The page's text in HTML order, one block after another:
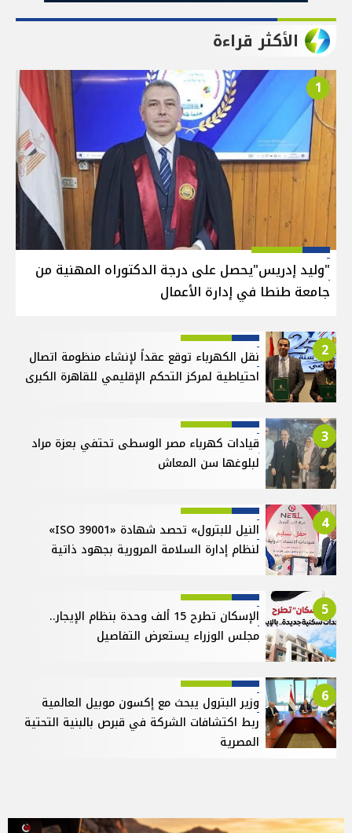
الأكثر قراءة
1
"وليد إدريس"يحصل على درجة الدكتوراه المهنية من
جامعة طنطا في إدارة الأعمال
2
نقل الكهرباء توقع عقداً لإنشاء منظومة اتصال
احتياطية لمركز التحكم الإقليمي للقاهرة الكبرى
3
قيادات كهرباء مصر الوسطى تحتفي بعزة مراد
لبلوغها سن المعاش
4
النيل للبترول» تحصد شهادة «ISO 39001»
لنظام إدارة السلامة المرورية بجهود ذاتية
5
الإسكان تطرح 15 ألف وحدة بنظام الإيجار..
مجلس الوزراء يستعرض التفاصيل
6
وزير البترول يبحث مع إكسون موبيل العالمية
ربط اكتشافات الشركة في قبرص بالبنية التحتية
المصرية